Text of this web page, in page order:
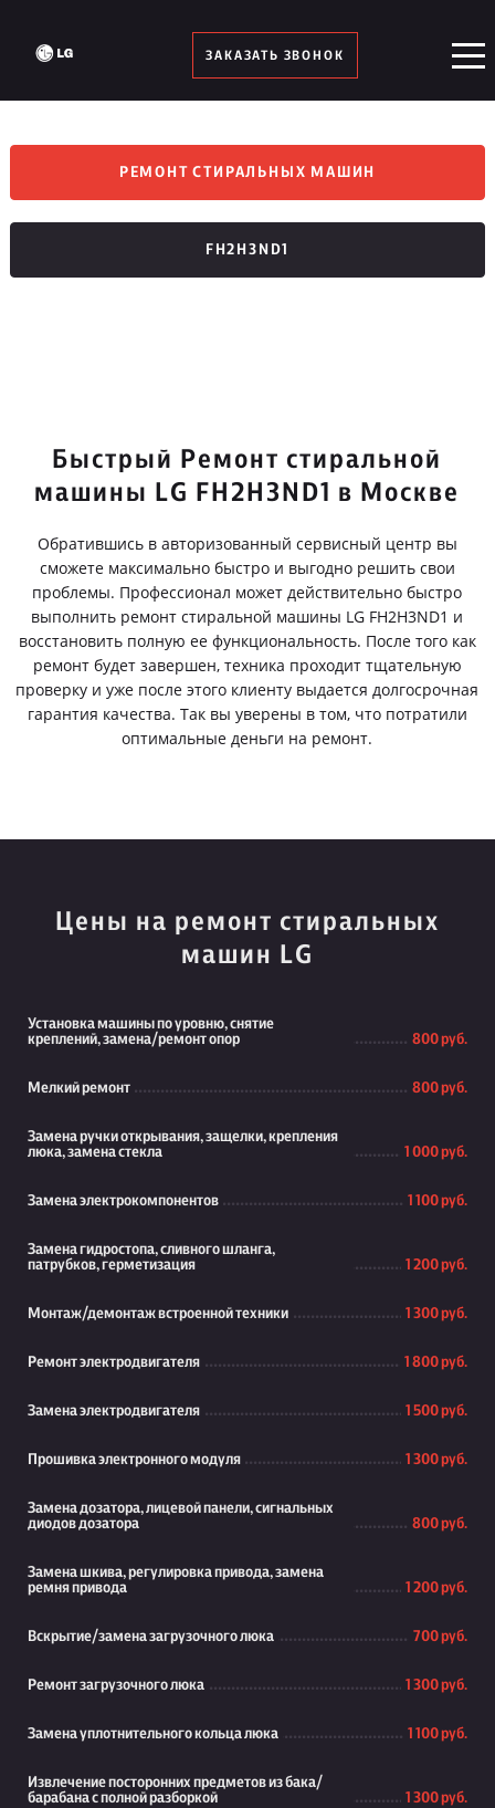
ЗАКАЗАТЬ ЗВОНОК
РЕМОНТ СТИРАЛЬНЫХ МАШИН
FH2H3ND1
Быстрый Ремонт стиральной
машины LG FH2H3ND1 в Москве
Обратившись в авторизованный сервисный центр вы
сможете максимально быстро и выгодно решить свои
проблемы. Профессионал может действительно быстро
выполнить ремонт стиральной машины LG FH2H3ND1 и
восстановить полную ее функциональность. После того как
ремонт будет завершен, техника проходит тщательную
проверку и уже после этого клиенту выдается долгосрочная
гарантия качества. Так вы уверены в том, что потратили
оптимальные деньги на ремонт.
Цены на ремонт стиральных
машин LG
Установка машины по уровню, снятие
креплений, замена/ремонт опор
800 руб.
Мелкий ремонт 800 руб.
Замена ручки открывания, защелки, крепления
люка, замена стекла
1 000 руб.
Замена электрокомпонентов 1 100 руб.
Замена гидростопа, сливного шланга,
патрубков, герметизация
1 200 руб.
Монтаж/демонтаж встроенной техники 1 300 руб.
Ремонт электродвигателя 1 800 руб.
Замена электродвигателя 1 500 руб.
Прошивка электронного модуля 1 300 руб.
Замена дозатора, лицевой панели, сигнальных
диодов дозатора
800 руб.
Замена шкива, регулировка привода, замена
ремня привода
1 200 руб.
Вскрытие/замена загрузочного люка 700 руб.
Ремонт загрузочного люка 1 300 руб.
Замена уплотнительного кольца люка 1 100 руб.
Извлечение посторонних предметов из бака/
барабана с полной разборкой
1 300 руб.